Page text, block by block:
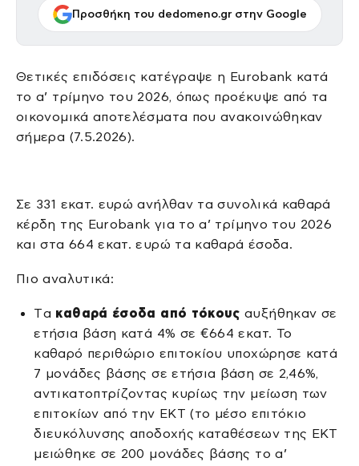
Προσθήκη του dedomeno.gr στην Google
Θετικές επιδόσεις κατέγραψε η Eurobank κατά
το α’ τρίμηνο του 2026, όπως προέκυψε από τα
οικονομικά αποτελέσματα που ανακοινώθηκαν
σήμερα (7.5.2026).
Σε 331 εκατ. ευρώ ανήλθαν τα συνολικά καθαρά
κέρδη της Eurobank για το α’ τρίμηνο του 2026
και στα 664 εκατ. ευρώ τα καθαρά έσοδα.
Πιο αναλυτικά:
Tα καθαρά έσοδα από τόκους αυξήθηκαν σε
ετήσια βάση κατά 4% σε €664 εκατ. Το
καθαρό περιθώριο επιτοκίου υποχώρησε κατά
7 μονάδες βάσης σε ετήσια βάση σε 2,46%,
αντικατοπτρίζοντας κυρίως την μείωση των
επιτοκίων από την ΕΚΤ (το μέσο επιτόκιο
διευκόλυνσης αποδοχής καταθέσεων της ΕΚΤ
μειώθηκε σε 200 μονάδες βάσης το α’